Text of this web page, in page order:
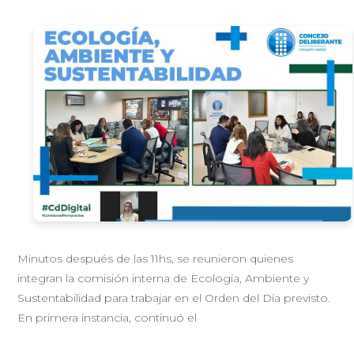
Minutos después de las 11hs, se reunieron quienes
integran la comisión interna de Ecología, Ambiente y
Sustentabilidad para trabajar en el Orden del Día previsto.
En primera instancia, continuó el